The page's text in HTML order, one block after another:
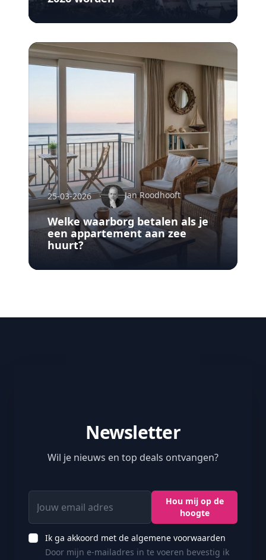
25-03-2026 Jan Roodhooft
Welke waarborg betalen als je
een appartement aan zee
huurt?
Newsletter
Wil je nieuws en top deals ontvangen?
Jouw email adres
Hou mij op de
hoogte
Ik ga akkoord met de algemene voorwaarden
Door mijn e-mailadres in te voeren bevestig ik